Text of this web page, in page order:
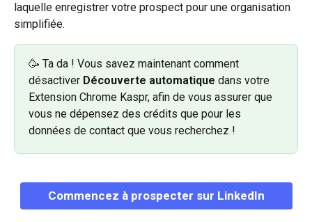
laquelle enregistrer votre prospect pour une organisation
simplifiée.
🥳 Ta da ! Vous savez maintenant comment
désactiver Découverte automatique dans votre
Extension Chrome Kaspr, afin de vous assurer que
vous ne dépensez des crédits que pour les
données de contact que vous recherchez !
Commencez à prospecter sur LinkedIn